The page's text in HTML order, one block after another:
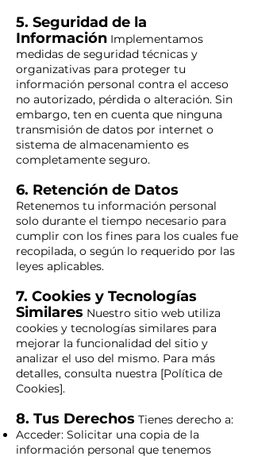
5. Seguridad de la
Información Implementamos
medidas de seguridad técnicas y
organizativas para proteger tu
información personal contra el acceso
no autorizado, pérdida o alteración. Sin
embargo, ten en cuenta que ninguna
transmisión de datos por internet o
sistema de almacenamiento es
completamente seguro.
6. Retención de Datos
Retenemos tu información personal
solo durante el tiempo necesario para
cumplir con los fines para los cuales fue
recopilada, o según lo requerido por las
leyes aplicables.
7. Cookies y Tecnologías
Similares Nuestro sitio web utiliza
cookies y tecnologías similares para
mejorar la funcionalidad del sitio y
analizar el uso del mismo. Para más
detalles, consulta nuestra [Política de
Cookies].
8. Tus Derechos Tienes derecho a:
Acceder: Solicitar una copia de la
información personal que tenemos